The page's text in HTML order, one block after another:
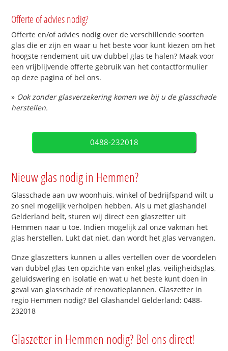
Offerte of advies nodig?
Offerte en/of advies nodig over de verschillende soorten
glas die er zijn en waar u het beste voor kunt kiezen om het
hoogste rendement uit uw dubbel glas te halen? Maak voor
een vrijblijvende offerte gebruik van het contactformulier
op deze pagina of bel ons.
» Ook zonder glasverzekering komen we bij u de glasschade
herstellen.
0488-232018
Nieuw glas nodig in Hemmen?
Glasschade aan uw woonhuis, winkel of bedrijfspand wilt u
zo snel mogelijk verholpen hebben. Als u met glashandel
Gelderland belt, sturen wij direct een glaszetter uit
Hemmen naar u toe. Indien mogelijk zal onze vakman het
glas herstellen. Lukt dat niet, dan wordt het glas vervangen.
Onze glaszetters kunnen u alles vertellen over de voordelen
van dubbel glas ten opzichte van enkel glas, veiligheidsglas,
geluidswering en isolatie en wat u het beste kunt doen in
geval van glasschade of renovatieplannen. Glaszetter in
regio Hemmen nodig? Bel Glashandel Gelderland: 0488-
232018
Glaszetter in Hemmen nodig? Bel ons direct!